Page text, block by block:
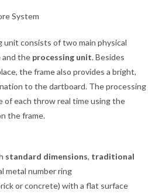
System
unit consists of two main physical
and the processing unit. Besides
the frame also provides a bright,
to the dartboard. The processing
of each throw real time using the
the frame.
standard dimensions, traditional
metal number ring
or concrete) with a flat surface